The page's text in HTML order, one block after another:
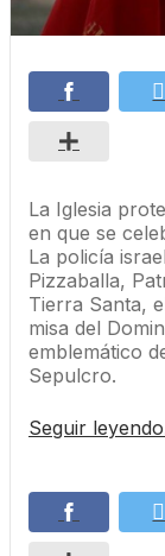
La Iglesia
en que se
La policía
Pizzaballa,
Tierra Santa,
misa del
emblemático
Sepulcro.
Seguir